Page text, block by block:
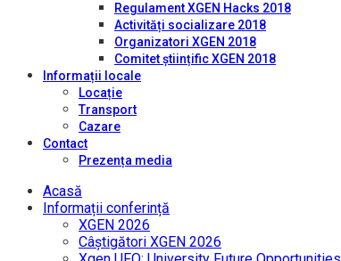
Regulament XGEN Hacks 2018
Activități socializare 2018
Organizatori XGEN 2018
Comitet științific XGEN 2018
Informații locale
Locație
Transport
Cazare
Contact
Prezența media
Acasă
Informații conferință
XGEN 2026
Câștigători XGEN 2026